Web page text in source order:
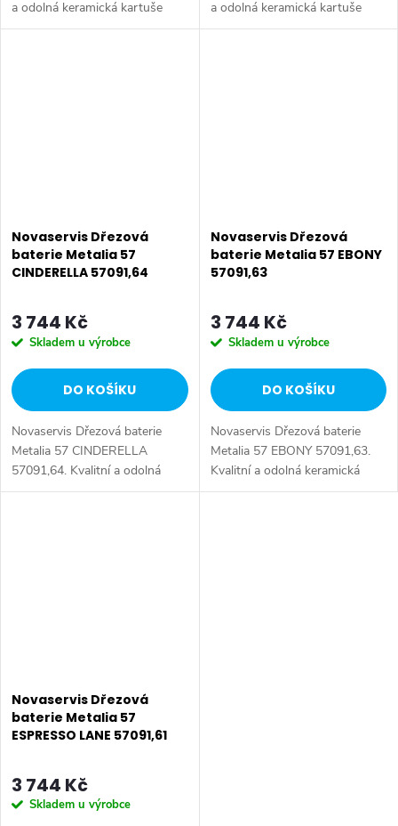
a odolná keramická kartuše
KEROX 35 mm s prodlouženou
a odolná keramická kartuše
KEROX 35 mm s prodlouženou
Novaservis Dřezová
baterie Metalia 57
CINDERELLA 57091,64
3 744 Kč
Skladem u výrobce
DO KOŠÍKU
Novaservis Dřezová baterie
Metalia 57 CINDERELLA
57091,64. Kvalitní a odolná
keramická kartuše KEROX 35
Novaservis Dřezová
baterie Metalia 57 EBONY
57091,63
3 744 Kč
Skladem u výrobce
DO KOŠÍKU
Novaservis Dřezová baterie
Metalia 57 EBONY 57091,63.
Kvalitní a odolná keramická
kartuše KEROX 35 mm s
Novaservis Dřezová
baterie Metalia 57
ESPRESSO LANE 57091,61
3 744 Kč
Skladem u výrobce